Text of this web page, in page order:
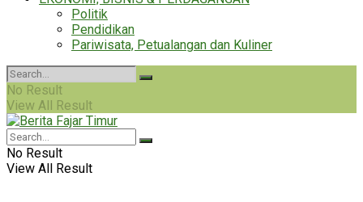
Politik
Pendidikan
Pariwisata, Petualangan dan Kuliner
No Result
View All Result
No Result
View All Result